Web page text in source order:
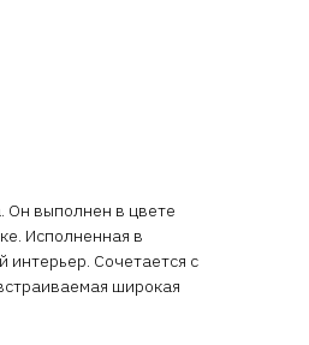
Он выполнен в цвете
Исполненная в
интерьер. Сочетается с
широкая